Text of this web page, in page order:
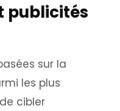
publicités
sur la
les plus
cibler